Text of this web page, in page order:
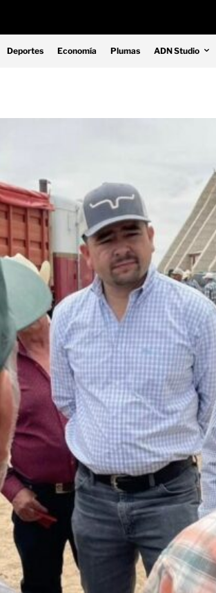
Deportes Economía Plumas ADN Studio